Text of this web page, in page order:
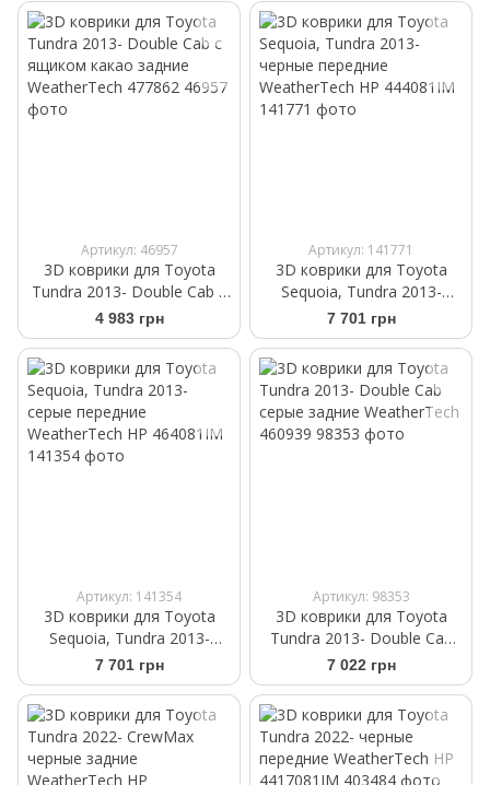
Артикул: 46957
3D коврики для Toyota
Tundra 2013- Double Cab с
ящиком какао задние
WeatherTech 477862
4 983 грн
Артикул: 141771
3D коврики для Toyota
Sequoia, Tundra 2013-
черные передние
WeatherTech HP 444081IM
7 701 грн
Артикул: 141354
3D коврики для Toyota
Sequoia, Tundra 2013-
cерые передние
WeatherTech HP 464081IM
7 701 грн
Артикул: 98353
3D коврики для Toyota
Tundra 2013- Double Cab
cерые задние WeatherTech
460939
7 022 грн